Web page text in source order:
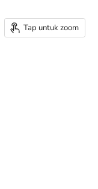
Tap untuk zoom